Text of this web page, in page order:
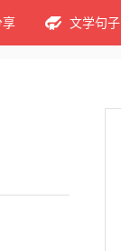
享 文学句子